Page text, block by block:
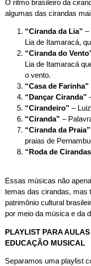
O ritmo brasileiro da
algumas das cirandas
“Ciranda da Lia” –
Lia de Itamaracá,
“Ciranda do
Lia de Itamaracá
o vento.
“Casa de Farinha”
“Dançar Ciranda”
“Cirandeiro” –
“Ciranda” –
“Ciranda da Praia”
praias de
“Roda de
Essas músicas não
temas das cirandas, mas
patrimônio cultural
por meio da música e da
PLAYLIST PARA
EDUCAÇÃO MUSICAL
Separamos uma playlist